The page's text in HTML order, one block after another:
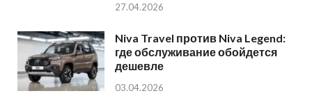
27.04.2026
Niva Travel против Niva Legend:
где обслуживание обойдется
дешевле
03.04.2026